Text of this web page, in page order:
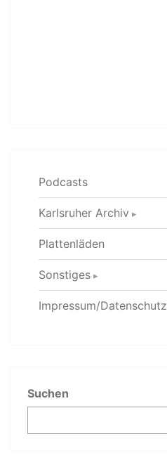
Podcasts
Karlsruher Archiv
Plattenläden
Sonstiges
Impressum/Datenschutz
Suchen